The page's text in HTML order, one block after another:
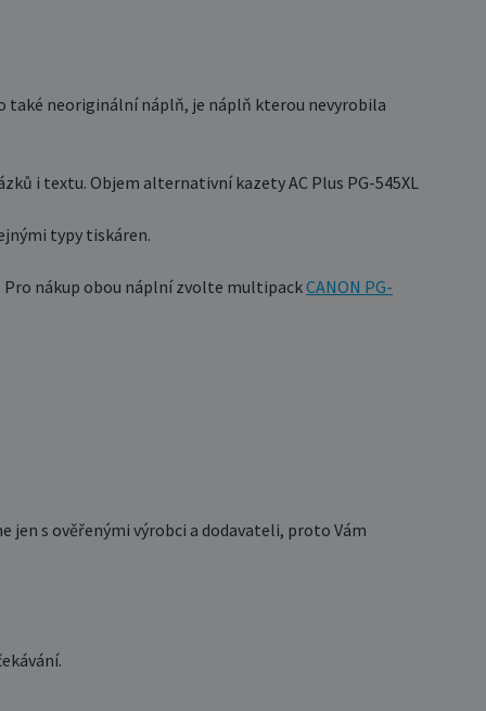
také neoriginální náplň, je náplň kterou nevyrobila
i textu. Objem alternativní kazety AC Plus PG-545XL
typy tiskáren.
Pro nákup obou náplní zvolte multipackCANON PG-
jen s ověřenými výrobci a dodavateli, proto Vám